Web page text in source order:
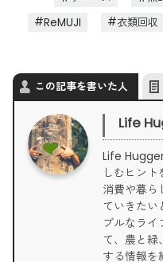
ReMUJI
衣類回収
この記事を書いた人
Life
Life
しむヒント
消費や暮ら
ていきたい
ブルなラ
て、農と緑
する情報を